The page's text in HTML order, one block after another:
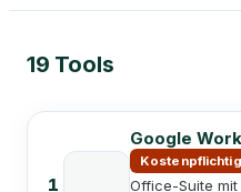
19 Tools
1
Google
Kostenpflichtig
Office-Suite mit